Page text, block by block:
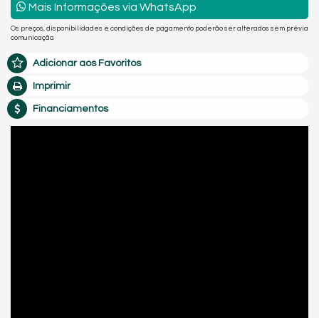
Mais Informações via WhatsApp
Os preços, disponibilidades e condições de pagamento poderão ser alterados sem prévia
comunicação.
Adicionar aos Favoritos
Imprimir
Financiamentos